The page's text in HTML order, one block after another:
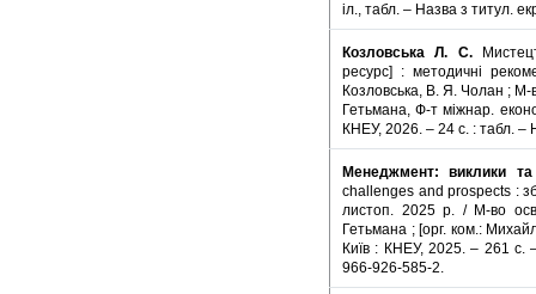
іл., табл. – Назва з титул.
Козловська Л. С.
ресурс] : методичні
Козловська, В. Я. Чолан ; М-
Гетьмана, Ф-т міжнар.
КНЕУ, 2026. – 24 с. : табл. –
Менеджмент: виклики та
challenges and prospects :
листоп. 2025 р. / М-во
Гетьмана ; [орг. ком.:
Київ : КНЕУ, 2025. – 261 с.
966-926-585-2.